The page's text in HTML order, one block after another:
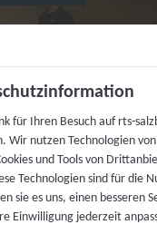
DIGITAL: NEUES
WELT DER KI
16. Okt.. 2025 // 221
für Ihren Besuch auf rts-
Wir nutzen Technologien
und Tools von
Technologien sind für die
sie es uns, einen besseren
Einwilligung jederzeit